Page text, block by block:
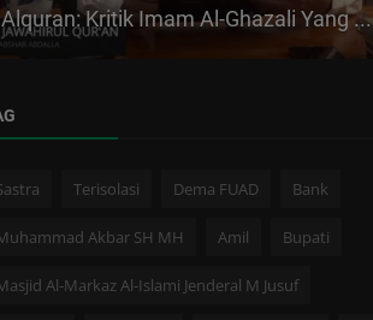
Alquran: Kritik Imam Al-Ghazali Yang ...
Terisolasi Dema FUAD Bank
Akbar SH MH Amil Bupati
Al-Markaz Al-Islami Jenderal M Jusuf